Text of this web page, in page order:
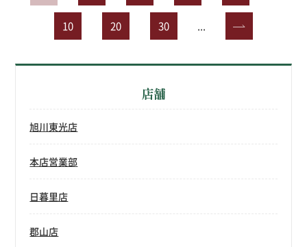
10 20 30 ... »
店舗
旭川東光店
本店営業部
日暮里店
郡山店